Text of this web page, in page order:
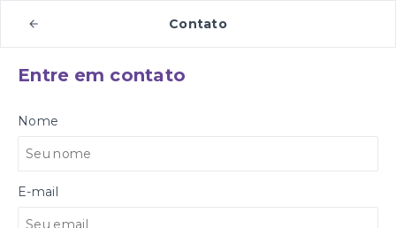
Contato
Entre em contato
Nome
E-mail